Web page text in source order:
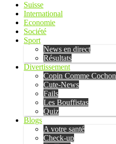
Suisse
International
Economie
Société
Sport
News en direct
Résultats
Divertissement
Copin Comme Cochon
Cute-News
Fails
Les Bouffistas
Quiz
Blogs
A votre santé
Check-up